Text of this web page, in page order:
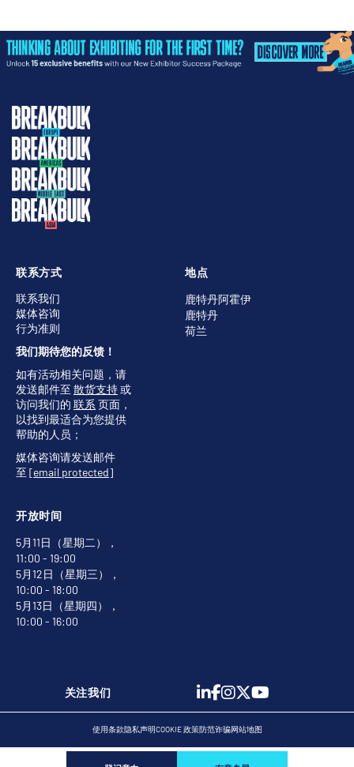
地点
鹿特丹阿霍伊
鹿特丹
荷兰
开放时间
5月11日（星期二），
11:00 - 19:00
5月12日（星期三），
10:00 - 18:00
5月13日（星期四），
10:00 - 16:00
联系方式
联系我们
媒体咨询
行为准则
我们期待您的反馈！
如有活动相关问题，请
发送邮件至 散货支持或
访问我们的 联系 页面，
以找到最适合为您提供
帮助的人员；
媒体咨询请发送邮件
至 [email protected]
关注我们
使用条款隐私声明COOKIE 政策防范诈骗网站地图